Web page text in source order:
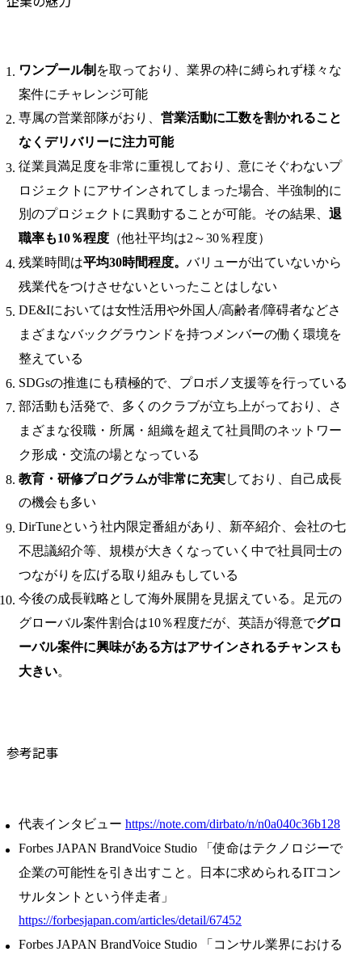
ワンプール制 を取っており、業界の枠に縛られず様々な
案件にチャレンジ可能
専属の営業部隊がおり、 営業活動に工数を割かれること
なくデリバリーに注力可能
従業員満足度を非常に重視しており、意にそぐわないプ
ロジェクトにアサインされてしまった場合、半強制的に
別のプロジェクトに異動することが可能。その結果、 退
職率も10％程度 （他社平均は2～30％程度）
残業時間は平均30時間程度。 バリューが出ていないから
残業代をつけさせないといったことはしない
DE&Iにおいては女性活用や外国人/高齢者/障碍者などさ
まざまなバックグラウンドを持つメンバーの働く環境を
整えている
SDGsの推進にも積極的で、プロボノ支援等を行っている
部活動も活発で、多くのクラブが立ち上がっており、さ
まざまな役職・所属・組織を超えて社員間のネットワー
ク形成・交流の場となっている
教育・研修プログラムが非常に充実しており、自己成長
の機会も多い
DirTuneという社内限定番組があり、新卒紹介、会社の七
不思議紹介等、規模が大きくなっていく中で社員同士の
つながりを広げる取り組みもしている
今後の成長戦略として海外展開を見据えている。足元の
グローバル案件割合は10％程度だが、英語が得意でグロ
ーバル案件に興味がある方はアサインされるチャンスも
大きい。
参考記事
代表インタビュー https://note.com/dirbato/n/n0a040c36b128
Forbes JAPAN BrandVoice Studio 「使命はテクノロジーで
企業の可能性を引き出すこと。日本に求められるITコン
サルタントという伴走者」
https://forbesjapan.com/articles/detail/67452
Forbes JAPAN BrandVoice Studio 「コンサル業界における